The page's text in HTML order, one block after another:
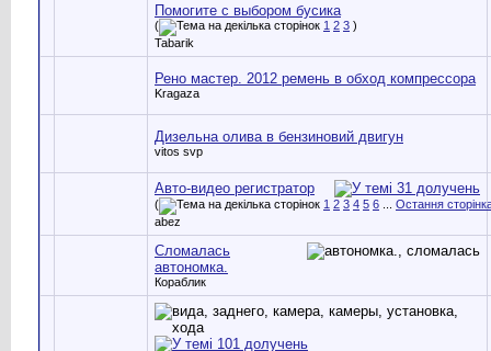
Помогите с выбором бусика
( 1 2 3 )
Tabarik
Рено мастер. 2012 ремень в обход компрессора
Kragaza
Дизельна олива в бензиновий двигун
vitos svp
Авто-видео регистратор
( 1 2 3 4 5 6
Остання
abez
Сломалась
автономка.
Кораблик